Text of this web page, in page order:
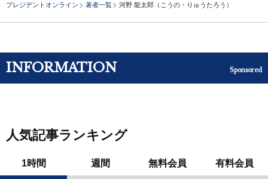
プレジデントオンライン 著者一覧 河野 龍太郎（こうの・りゅうたろう）
INFORMATION Sponsored
人気記事ランキング
1時間 週間 無料会員 有料会員